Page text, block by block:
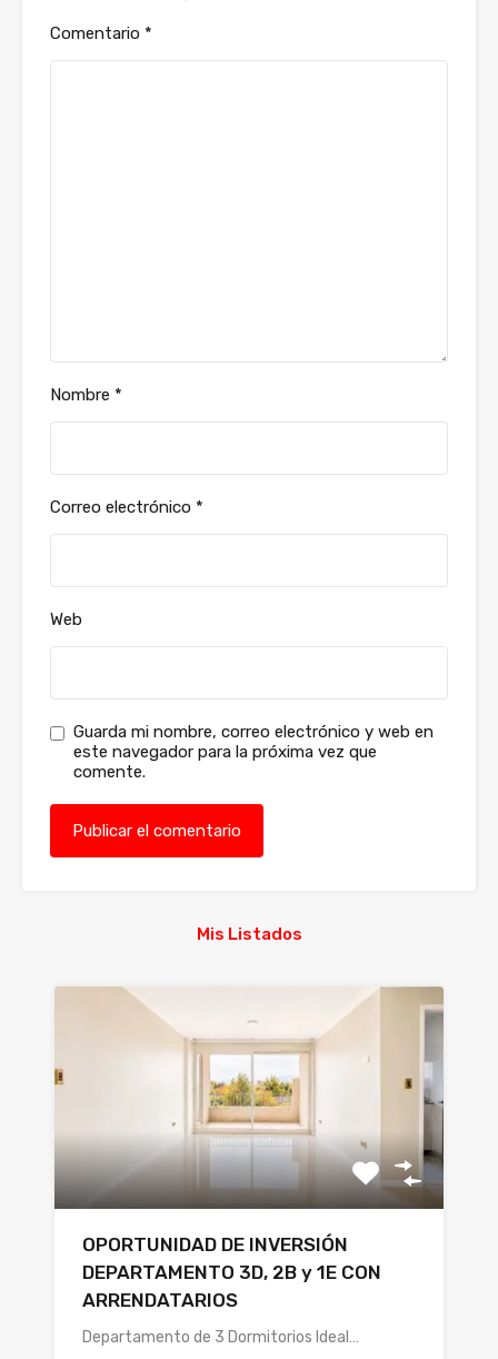
Comentario *
Nombre *
Correo electrónico *
Web
Guarda mi nombre, correo electrónico y web en
este navegador para la próxima vez que
comente.
Mis Listados
OPORTUNIDAD DE INVERSIÓN
DEPARTAMENTO 3D, 2B y 1E CON
ARRENDATARIOS
Departamento de 3 Dormitorios Ideal…